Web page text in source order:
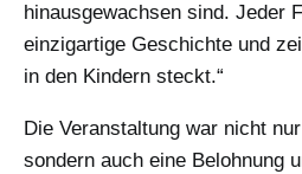
hinausgewachsen sind. Jeder
einzigartige Geschichte und
in den Kindern steckt.“
Die Veranstaltung war nicht
sondern auch eine Belohnung